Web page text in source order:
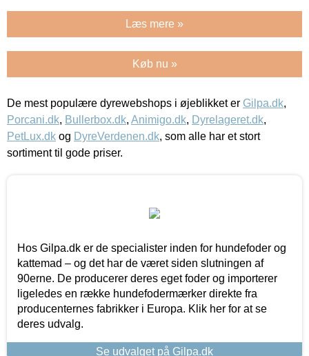
Læs mere »
Køb nu »
De mest populære dyrewebshops i øjeblikket er Gilpa.dk,
Porcani.dk, Bullerbox.dk, Animigo.dk, Dyrelageret.dk,
PetLux.dk og DyreVerdenen.dk, som alle har et stort
sortiment til gode priser.
Hos Gilpa.dk er de specialister inden for hundefoder og
kattemad – og det har de været siden slutningen af
90erne. De producerer deres eget foder og importerer
ligeledes en række hundefodermærker direkte fra
producenternes fabrikker i Europa. Klik her for at se
deres udvalg.
Se udvalget på Gilpa.dk